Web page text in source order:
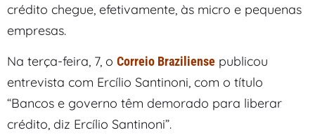
crédito chegue, efetivamente, às micro e pequenas
empresas.
Na terça-feira, 7, o Correio Braziliense publicou
entrevista com Ercílio Santinoni, com o título
“Bancos e governo têm demorado para liberar
crédito, diz Ercílio Santinoni”.